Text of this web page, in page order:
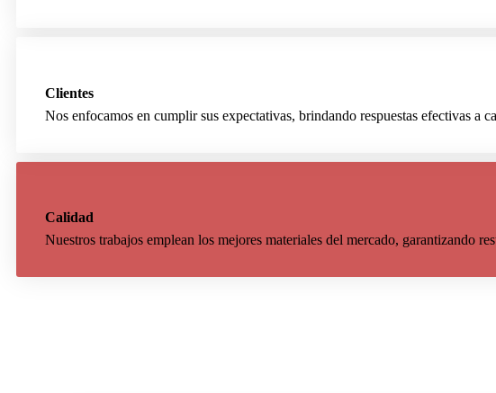
Clientes
Nos enfocamos en cumplir sus expectativas, brindando respuestas efectivas a
Calidad
Nuestros trabajos emplean los mejores materiales del mercado, garantizando